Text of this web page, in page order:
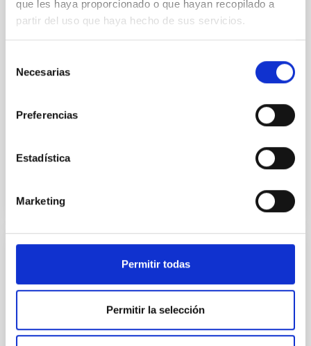
que les haya proporcionado o que hayan recopilado a
partir del uso que haya hecho de sus servicios.
Necesarias
Preferencias
Estadística
Marketing
Permitir todas
Permitir la selección
field orientation of star-forming dense cores and the
with respect to the larger-scale magnetic
Fecha de publicación:
NÚMERO DE CITAS
Clues to inside-out quenching in quiescent
galaxies at 1.2 ≲ z ≲ 2.2: Age, Fe-, and
Mg-abundance gradients from JWST-
SUSPENSE